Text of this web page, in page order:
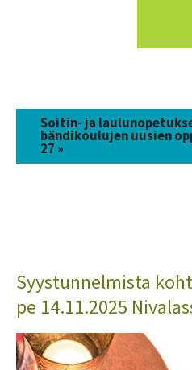
Soitin- ja
bändikoulujen uusien
27 »
Syystunnelmista
pe 14.11.2025